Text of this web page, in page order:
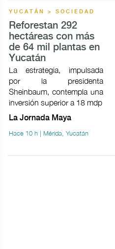
YUCATÁN > SOCIEDAD
Reforestan 292
hectáreas con más
de 64 mil plantas en
Yucatán
La estrategia, impulsada
por la presidenta
Sheinbaum, contempla una
inversión superior a 18 mdp
La Jornada Maya
Hace 10 h | Mérida, Yucatán